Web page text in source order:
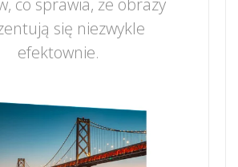
co sprawia, że obrazy
się niezwykle
efektownie.